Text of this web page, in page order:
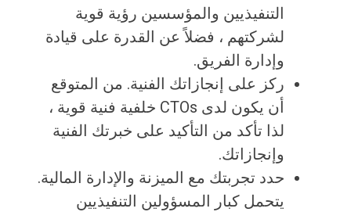
التنفيذيين والمؤسسين رؤية قوية
لشركتهم ، فضلاً عن القدرة على قيادة
وإدارة الفريق.
ركز على إنجازاتك الفنية. من المتوقع
أن يكون لدى CTOs خلفية فنية قوية ،
لذا تأكد من التأكيد على خبرتك الفنية
وإنجازاتك.
حدد تجربتك مع الميزنة والإدارة المالية.
يتحمل كبار المسؤولين التنفيذيين